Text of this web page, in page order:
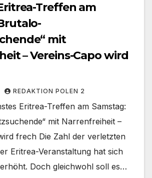
Treffen am
mit
– Vereins-Capo wird
REDAKTION POLEN 2
Eritrea-Treffen am Samstag:
mit Narrenfreiheit –
frech Die Zahl der verletzten
Eritrea-Veranstaltung hat sich
Doch gleichwohl soll es…